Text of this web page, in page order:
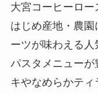
大宮コーヒーロ
はじめ産地・農
ーツが味わえる
パスタメニュー
キやなめらかテ